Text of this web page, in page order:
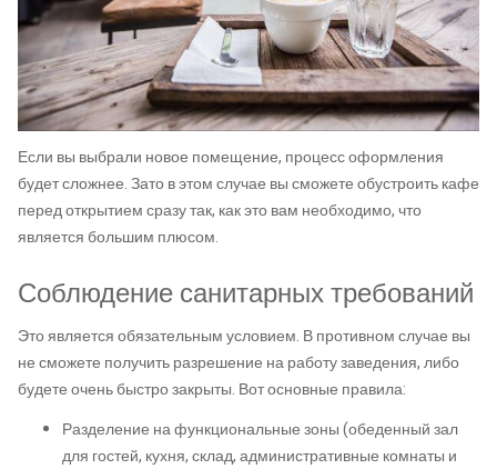
Если вы выбрали новое помещение, процесс оформления
будет сложнее. Зато в этом случае вы сможете обустроить кафе
перед открытием сразу так, как это вам необходимо, что
является большим плюсом.
Соблюдение санитарных требований
Это является обязательным условием. В противном случае вы
не сможете получить разрешение на работу заведения, либо
будете очень быстро закрыты. Вот основные правила:
Разделение на функциональные зоны (обеденный зал
для гостей, кухня, склад, административные комнаты и